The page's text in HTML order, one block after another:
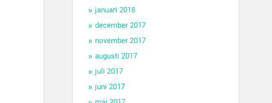
januari 2018
december 2017
november 2017
augusti 2017
juli 2017
juni 2017